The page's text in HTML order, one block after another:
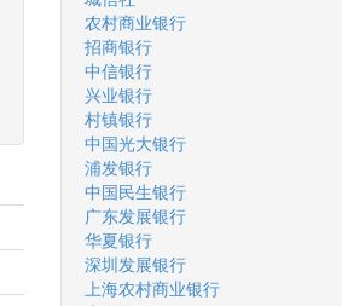
农村商业银行
招商银行
中信银行
兴业银行
村镇银行
中国光大银行
浦发银行
中国民生银行
广东发展银行
华夏银行
深圳发展银行
上海农村商业银行